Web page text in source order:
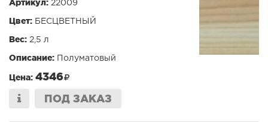
Артикул: 22009
Цвет: БЕСЦВЕТНЫЙ
Вес: 2,5 л
Описание: Полуматовый
Цена: 4346
ПОД ЗАКАЗ